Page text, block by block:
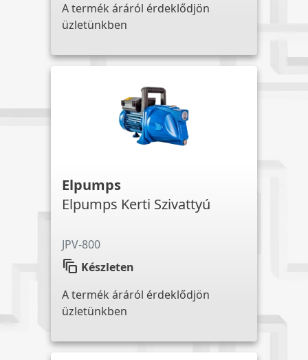
A termék áráról érdeklődjön
üzletünkben
Elpumps
Elpumps Kerti Szivattyú
JPV-800
auto_awesome_motion Készleten
A termék áráról érdeklődjön
üzletünkben